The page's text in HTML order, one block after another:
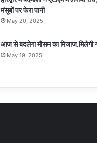
मंसूबों पर फेरा पानी
May 20, 2025
आज से बदलेगा मौसम का मिजाज.मिलेगी
May 19, 2025